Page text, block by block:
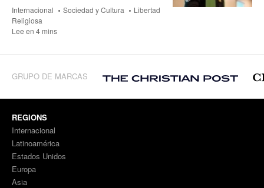
Internacional Sociedad y Cultura
Libertad
Religiosa
Lee en 4 mins
GRUPO DE MARCAS
REGIONS
Internacional
Latinoamérica
Estados Unidos
Europa
Asia